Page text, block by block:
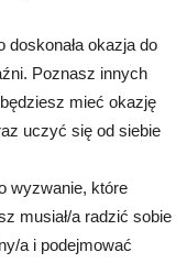
doskonała okazja do
Poznasz innych
mieć okazję
uczyć się od siebie
wyzwanie, które
musiał/a radzić sobie
a i podejmować